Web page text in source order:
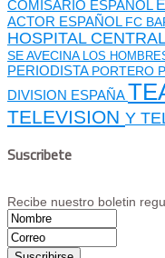
COMISARIO ESPAÑOL
ACTOR ESPAÑOL FC
HOSPITAL
SE AVECINA LOS
PERIODISTA PORTERO
DIVISION ESPAÑA
TELEVISION Y
Suscribete
Recibe nuestro boletin